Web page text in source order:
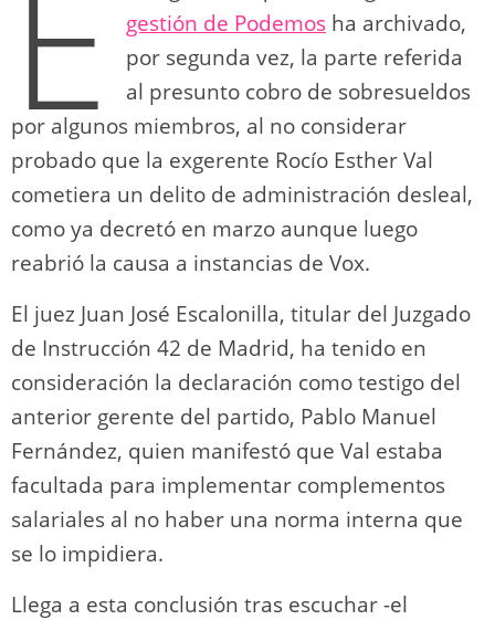
gestión de Podemosha archivado,
por segunda vez, la parte referida
al presunto cobro de sobresueldos
por algunos miembros, al no considerar
probado que la exgerente Rocío Esther Val
cometiera un delito de administración desleal,
como ya decretó en marzo aunque luego
reabrió la causa a instancias de Vox.
El juez Juan José Escalonilla, titular del Juzgado
de Instrucción 42 de Madrid, ha tenido en
consideración la declaración como testigo del
anterior gerente del partido, Pablo Manuel
Fernández, quien manifestó que Val estaba
facultada para implementar complementos
salariales al no haber una norma interna que
se lo impidiera.
Llega a esta conclusión tras escuchar -el